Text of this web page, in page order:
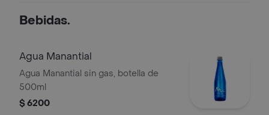
Bebidas.
Agua Manantial
Agua Manantial sin gas, botella de
500ml
$ 6200